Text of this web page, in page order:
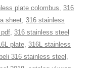
plate colombus, 316
sheet, 316 stainless
, 316 stainless steel
plate, 316L stainless
beli 316 stainless steel ,